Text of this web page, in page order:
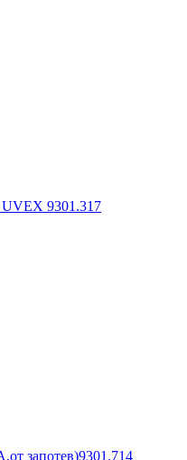
9301.317
запотев)9301.714